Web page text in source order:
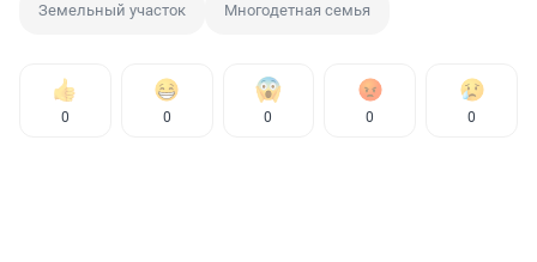
Земельный участок Многодетная семья
0 0 0 0 0